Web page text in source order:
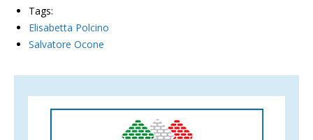
Tags:
Elisabetta Polcino
Salvatore Ocone